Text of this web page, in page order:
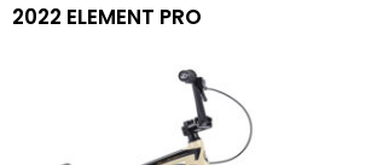
2022 ELEMENT PRO